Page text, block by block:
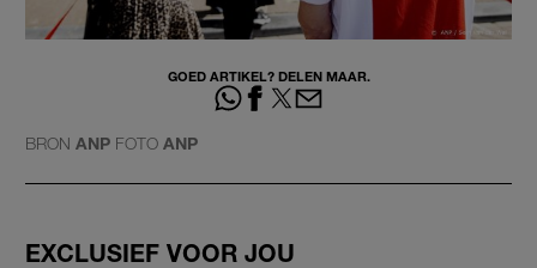
GOED ARTIKEL? DELEN MAAR.
BRON ANP FOTO ANP
EXCLUSIEF VOOR JOU